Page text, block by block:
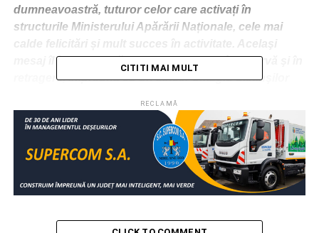
dumneavoastră, tuturor celor care activați în
structurile Ministerului Apărării Naționale, cele mai
mesaj îl îndrept şi către cadrele militare în rezervă şi în
retragere, împreună cu un sincer omagiu distinşilor
apărarea pamântului strămoșesc și sacrificiul suprem
făcut în slujba țării.
Acum 77 de ani, ostaşii români au reuşit eliberarea
ultimei brazde de pământ românesc de sub ocupaţie
mai nobil sentiment – iubirea de patrie şi au
CITITI MAI MULT
RECLAMĂ